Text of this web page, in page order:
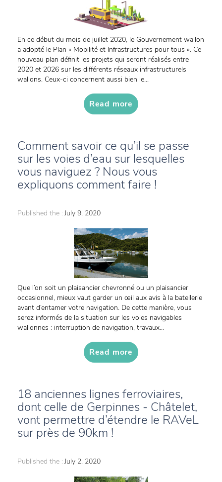
En ce début du mois de juillet 2020, le Gouvernement wallon
a adopté le Plan « Mobilité et Infrastructures pour tous ». Ce
nouveau plan définit les projets qui seront réalisés entre
2020 et 2026 sur les différents réseaux infrastructurels
wallons. Ceux-ci concernent aussi bien le...
Read more
Comment savoir ce qu’il se passe
sur les voies d’eau sur lesquelles
vous naviguez ? Nous vous
expliquons comment faire !
Published the : July 9, 2020
Que l’on soit un plaisancier chevronné ou un plaisancier
occasionnel, mieux vaut garder un œil aux avis à la batellerie
avant d’entamer votre navigation. De cette manière, vous
serez informés de la situation sur les voies navigables
wallonnes : interruption de navigation, travaux...
Read more
18 anciennes lignes ferroviaires,
dont celle de Gerpinnes - Châtelet,
vont permettre d’étendre le RAVeL
sur près de 90km !
Published the : July 2, 2020